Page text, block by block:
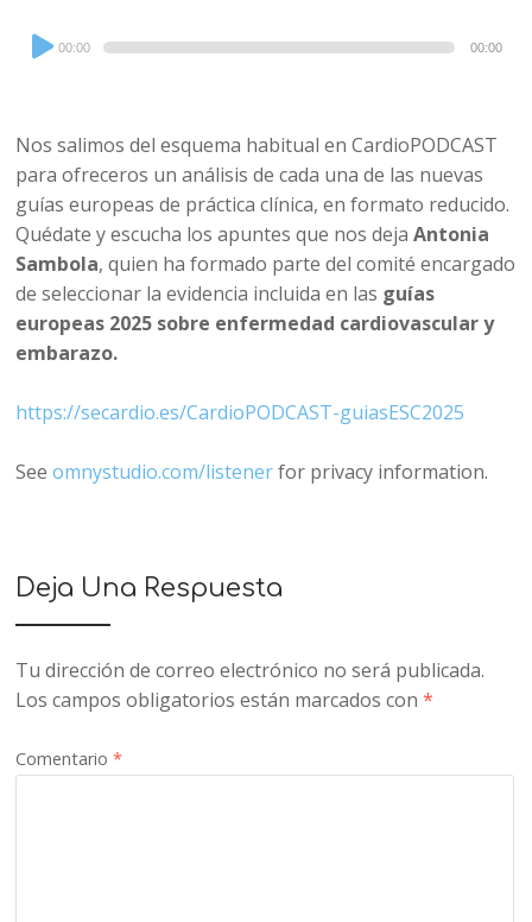
Audio
Player
00:00 00:00
Nos salimos del esquema habitual en CardioPODCAST
para ofreceros un análisis de cada una de las nuevas
guías europeas de práctica clínica, en formato reducido.
Quédate y escucha los apuntes que nos dejaAntonia
Sambola, quien ha formado parte del comité encargado
de seleccionar la evidencia incluida en las guías
europeas 2025 sobre enfermedad cardiovascular y
embarazo.
https://secardio.es/CardioPODCAST-guiasESC2025
Seeomnystudio.com/listenerfor privacy information.
Deja Una Respuesta
Tu dirección de correo electrónico no será publicada.
Los campos obligatorios están marcados con*
Comentario*